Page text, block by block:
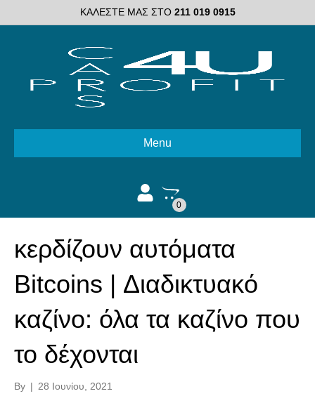
ΚΑΛΕΣΤΕ ΜΑΣ ΣΤΟ 211 019 0915
Menu
0
κερδίζουν αυτόματα
Bitcoins | Διαδικτυακό
καζίνο: όλα τα καζίνο που
το δέχονται
By | 28 Ιουνίου, 2021